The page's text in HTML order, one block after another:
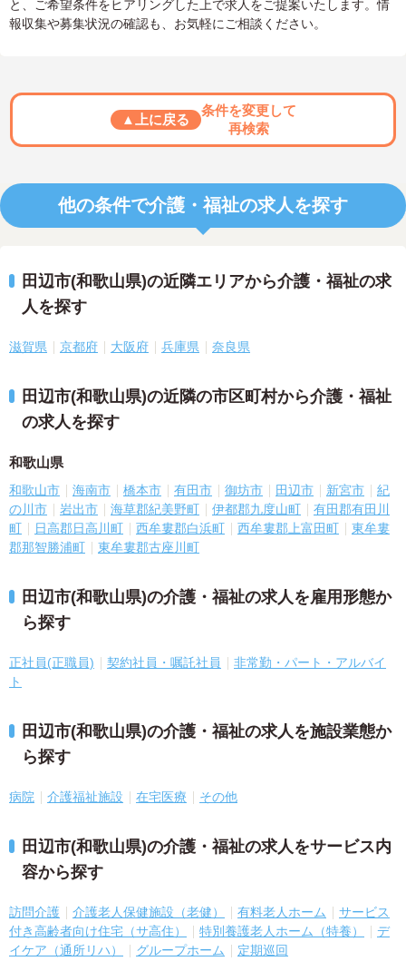
と、ご希望条件をヒアリングした上で求人をご提案いたします。情
報収集や募集状況の確認も、お気軽にご相談ください。
▲上に戻る
条件を変更して
再検索
他の条件で介護・福祉の求人を探す
田辺市(和歌山県)の近隣エリアから介護・福祉の求
人を探す
滋賀県 京都府 大阪府 兵庫県 奈良県
田辺市(和歌山県)の近隣の市区町村から介護・福祉
の求人を探す
和歌山県
和歌山市 海南市 橋本市 有田市 御坊市 田辺市 新宮市
紀
の川市
岩出市 海草郡紀美野町 伊都郡九度山町
有田郡有田川
町
日高郡日高川町 西牟婁郡白浜町 西牟婁郡上富田町
東牟婁
郡那智勝浦町
東牟婁郡古座川町
田辺市(和歌山県)の介護・福祉の求人を雇用形態か
ら探す
正社員(正職員) 契約社員・嘱託社員
非常勤・パート・アルバイ
ト
田辺市(和歌山県)の介護・福祉の求人を施設業態か
ら探す
病院 介護福祉施設 在宅医療 その他
田辺市(和歌山県)の介護・福祉の求人をサービス内
容から探す
訪問介護 介護老人保健施設（老健） 有料老人ホーム
サービス
付き高齢者向け住宅（サ高住）
特別養護老人ホーム（特養）
デ
イケア（通所リハ）
グループホーム 定期巡回